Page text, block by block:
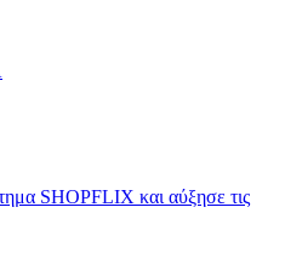
SHOPFLIX και αύξησε τις